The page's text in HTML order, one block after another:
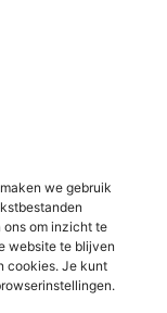
we gebruik
ons om inzicht te
website te blijven
cookies. Je kunt